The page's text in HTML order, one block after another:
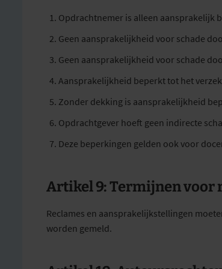
Opdrachtnemer is alleen aansprakelijk
Geen aansprakelijkheid voor schade
Geen aansprakelijkheid voor schade
Aansprakelijkheid beperkt tot het
Zonder dekking is aansprakelijkheid
Opdrachtgever hoeft geen indirecte
Deze beperkingen gelden ook voor
Artikel 9: Termijnen voor
Reclames en aansprakelijkstellingen
worden gemeld.